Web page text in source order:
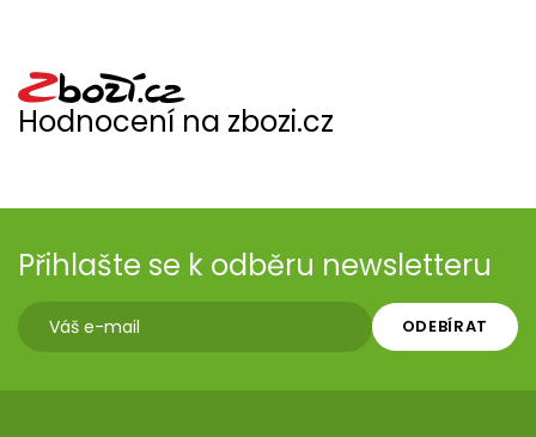
Hodnocení na zbozi.cz
Přihlašte se k odběru newsletteru
ODEBÍRAT